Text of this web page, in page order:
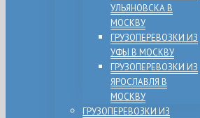
УЛЬЯНОВСКА В
МОСКВУ
ГРУЗОПЕРЕВОЗКИ ИЗ
УФЫ В МОСКВУ
ГРУЗОПЕРЕВОЗКИ ИЗ
ЯРОСЛАВЛЯ В
МОСКВУ
ГРУЗОПЕРЕВОЗКИ ИЗ